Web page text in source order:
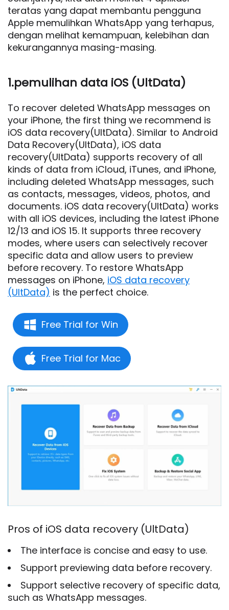
teratas yang dapat membantu pengguna
Apple memulihkan WhatsApp yang terhapus,
dengan melihat kemampuan, kelebihan dan
kekurangannya masing-masing.
1.pemulihan data iOS (UltData)
To recover deleted WhatsApp messages on
your iPhone, the first thing we recommend is
iOS data recovery(UltData). Similar to Android
Data Recovery(UltData), iOS data
recovery(UltData) supports recovery of all
kinds of data from iCloud, iTunes, and iPhone,
including deleted WhatsApp messages, such
as contacts, messages, videos, photos, and
documents. iOS data recovery(UltData) works
with all iOS devices, including the latest iPhone
12/13 and iOS 15. It supports three recovery
modes, where users can selectively recover
specific data and allow users to preview
before recovery. To restore WhatsApp
messages on iPhone, iOS data recovery
(UltData) is the perfect choice.
Free Trial for Win
Free Trial for Mac
Pros of iOS data recovery (UltData)
The interface is concise and easy to use.
Support previewing data before recovery.
Support selective recovery of specific data,
such as WhatsApp messages.